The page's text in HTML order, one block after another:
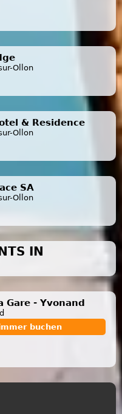
Ollon
& Residence
Ollon
SA
Ollon
IN
Gare - Yvonand
buchen